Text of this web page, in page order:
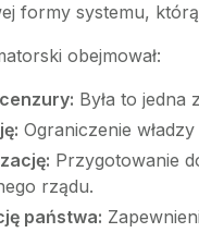
formy systemu, którą
obejmował:
Była to jedna
Ograniczenie
Przygotowanie
rządu.
państwa: